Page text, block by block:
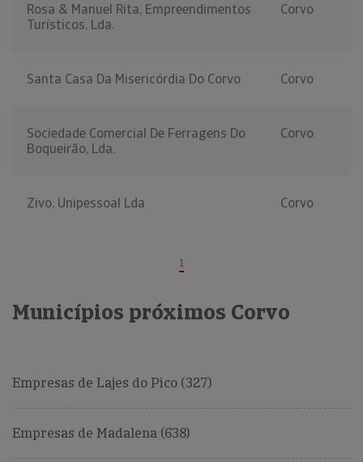
Rosa & Manuel Rita, Empreendimentos
Turísticos, Lda.
Corvo
Santa Casa Da Misericórdia Do Corvo Corvo
Sociedade Comercial De Ferragens Do
Boqueirão, Lda.
Corvo
Zivo, Unipessoal Lda Corvo
1
Municípios próximos Corvo
Empresas de Lajes do Pico (327)
Empresas de Madalena (638)